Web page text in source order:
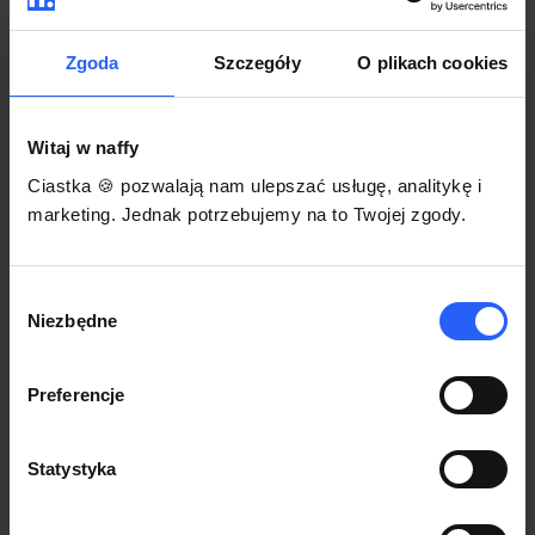
Zgoda Szczegóły O plikach cookies
Witaj w naffy
Ciastka 🍪 pozwalają nam ulepszać usługę, analitykę i
marketing. Jednak potrzebujemy na to Twojej zgody.
zgody
Niezbędne
Preferencje
Statystyka
Korzystaj na dowolnym urządzeniu z
przeglądarką Chrome
Włącz czasową promocję
3
Każdy produkt w naffy ma swój indywidualny link.
gdzie się nim podzielisz z odbiorcami.